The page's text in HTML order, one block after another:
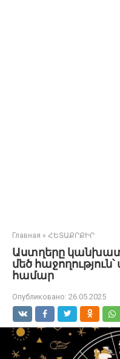
Главная » ՀԵՏԱՔՐՔԻՐ
Աստղերը
մեծ
համար
Опубликовано: 26.05.2025